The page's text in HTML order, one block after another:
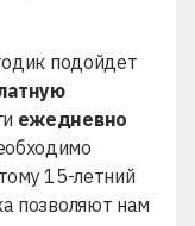
подойдет
ежедневно
15-летний
позволяют нам